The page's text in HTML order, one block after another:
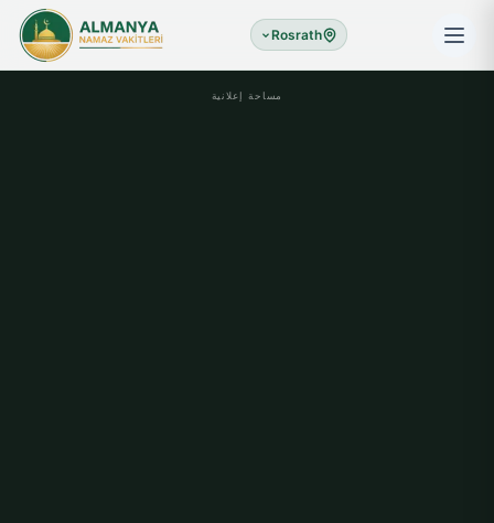
Rosrath
مساحة إعلانية